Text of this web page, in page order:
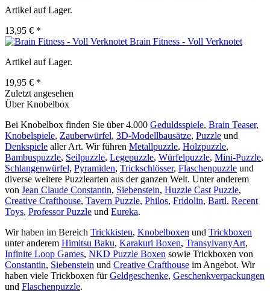
Artikel auf Lager.
13,95 € *
Brain Fitness - Voll Verknotet
Artikel auf Lager.
19,95 € *
Zuletzt angesehen
Über Knobelbox
Bei Knobelbox finden Sie über 4.000 Geduldsspiele, Brain Teaser,
Knobelspiele, Zauberwürfel, 3D-Modellbausätze, Puzzle und
Denkspiele aller Art. Wir führen Metallpuzzle, Holzpuzzle,
Bambuspuzzle, Seilpuzzle, Legepuzzle, Würfelpuzzle, Mini-Puzzle,
Schlangenwürfel, Pyramiden, Trickschlösser, Flaschenpuzzle und
diverse weitere Puzzlearten aus der ganzen Welt. Unter anderem
von Jean Claude Constantin, Siebenstein, Huzzle Cast Puzzle,
Creative Crafthouse, Tavern Puzzle, Philos, Fridolin, Bartl, Recent
Toys, Professor Puzzle und Eureka.
Wir haben im Bereich Trickkisten, Knobelboxen und Trickboxen
unter anderem Himitsu Baku, Karakuri Boxen, TransylvanyArt,
Infinite Loop Games, NKD Puzzle Boxen sowie Trickboxen von
Constantin, Siebenstein und Creative Crafthouse im Angebot. Wir
haben viele Trickboxen fürGeldgeschenke, Geschenkverpackungen
und Flaschenpuzzle.